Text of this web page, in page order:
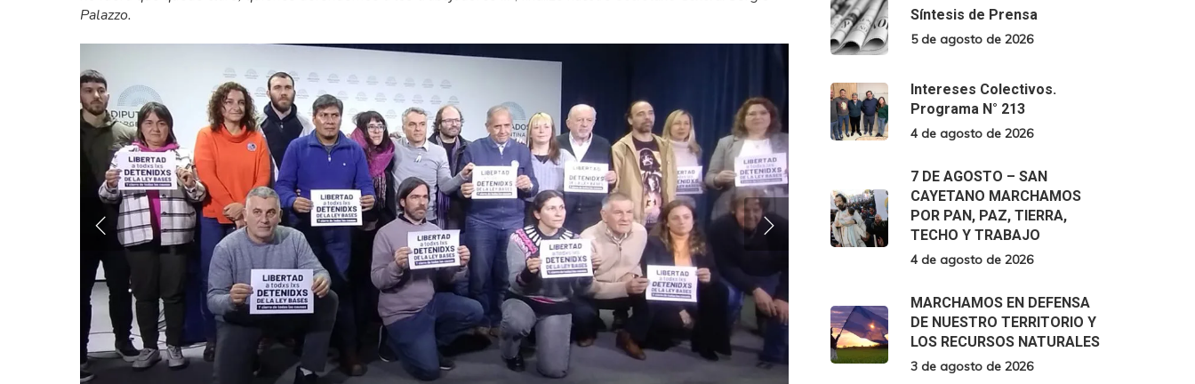
Palazzo.
Síntesis de Prensa
5 de agosto de 2026
Intereses Colectivos.
Programa N° 213
4 de agosto de 2026
7 DE AGOSTO – SAN
CAYETANO MARCHAMOS
POR PAN, PAZ, TIERRA,
TECHO Y TRABAJO
4 de agosto de 2026
MARCHAMOS EN DEFENSA
DE NUESTRO TERRITORIO Y
LOS RECURSOS NATURALES
3 de agosto de 2026